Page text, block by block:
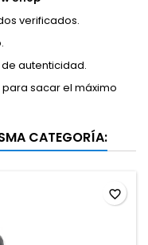
verificados.
autenticidad.
sacar el máximo
CATEGORÍA:
favorite_border